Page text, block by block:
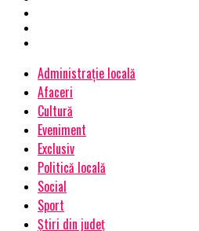
Administrație locală
Afaceri
Cultură
Eveniment
Exclusiv
Politică locală
Social
Sport
Știri din județ